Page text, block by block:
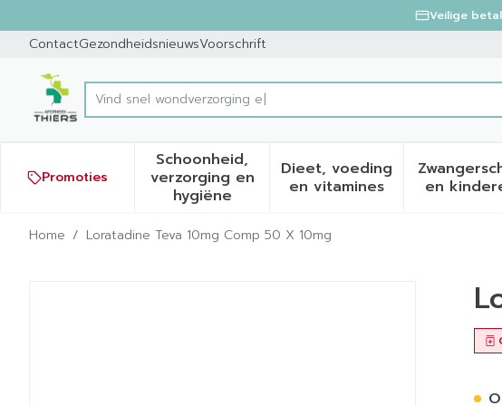
Veilige
ContactGezondheidsnieuwsVoorschrift
Product, merk, categorie...
Vind sne
Promoties
Schoonheid,
verzorging en
hygiëneToon submenu voor Schoonheid,
Dieet, voeding
en vitamines
Toon submenu voor
en
Home / Loratadine Teva 10mg Comp 50 X 10mg
Loratadine Teva 10mg Comp 50